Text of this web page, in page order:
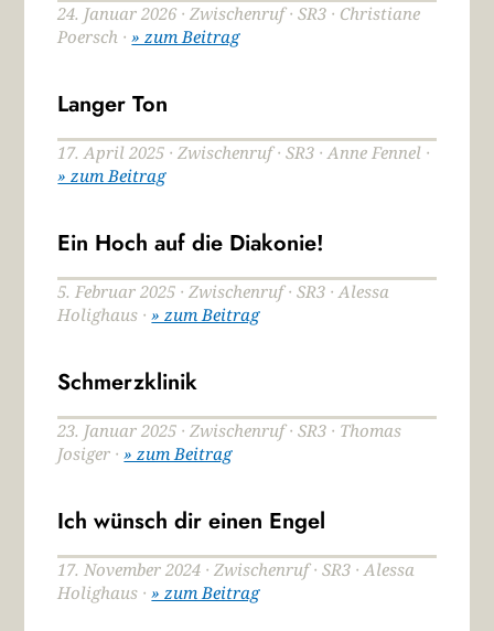
24. Januar 2026 · Zwischenruf · SR3 · Christiane
Poersch ·» zum Beitrag
Langer Ton
17. April 2025 · Zwischenruf · SR3 · Anne Fennel ·
» zum Beitrag
Ein Hoch auf die Diakonie!
5. Februar 2025 · Zwischenruf · SR3 · Alessa
Holighaus ·» zum Beitrag
Schmerzklinik
23. Januar 2025 · Zwischenruf · SR3 · Thomas
Josiger ·» zum Beitrag
Ich wünsch dir einen Engel
17. November 2024 · Zwischenruf · SR3 · Alessa
Holighaus ·» zum Beitrag